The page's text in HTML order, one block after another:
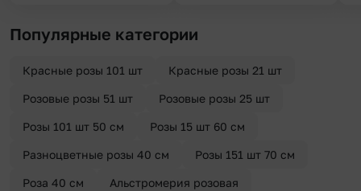
Популярные категории
Красные розы 101 шт Красные розы 21 шт
Розовые розы 51 шт Розовые розы 25 шт
Розы 101 шт 50 см Розы 15 шт 60 см
Разноцветные розы 40 см Розы 151 шт 70 см
Роза 40 см Альстромерия розовая